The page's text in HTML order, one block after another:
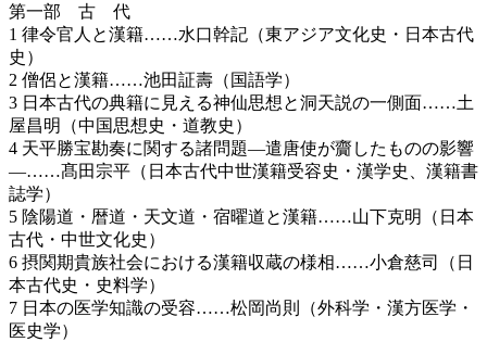
第一部 古 代
1 律令官人と漢籍……水口幹記（東アジア文化史・日本古代
史）
2 僧侶と漢籍……池田証壽（国語学）
3 日本古代の典籍に見える神仙思想と洞天説の一側面……土
屋昌明（中国思想史・道教史）
4 天平勝宝勘奏に関する諸問題―遣唐使が齎したものの影響
―……髙田宗平（日本古代中世漢籍受容史・漢学史、漢籍書
誌学）
5 陰陽道・暦道・天文道・宿曜道と漢籍……山下克明（日本
古代・中世文化史）
6 摂関期貴族社会における漢籍収蔵の様相……小倉慈司（日
本古代史・史料学）
7 日本の医学知識の受容……松岡尚則（外科学・漢方医学・
医史学）